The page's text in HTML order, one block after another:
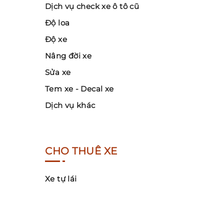
Dịch vụ check xe ô tô cũ
Độ loa
Độ xe
Nâng đời xe
Sửa xe
Tem xe - Decal xe
Dịch vụ khác
CHO THUÊ XE
Xe tự lái